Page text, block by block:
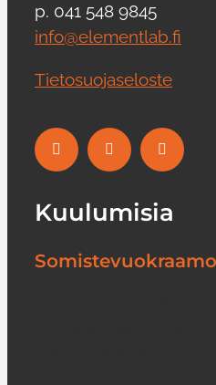
p. 041 548 9845
info@elementlab.fi
Tietosuojaseloste
Kuulumisia